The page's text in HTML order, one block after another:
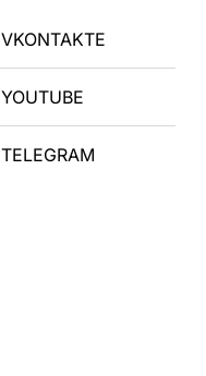
VKONTAKTE
YOUTUBE
TELEGRAM